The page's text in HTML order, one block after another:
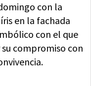
con la
en la fachada
con el que
compromiso con